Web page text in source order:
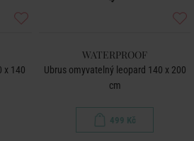
x 140
WATERPROOF
Ubrus omyvatelný leopard 140 x 200
cm
499 Kč